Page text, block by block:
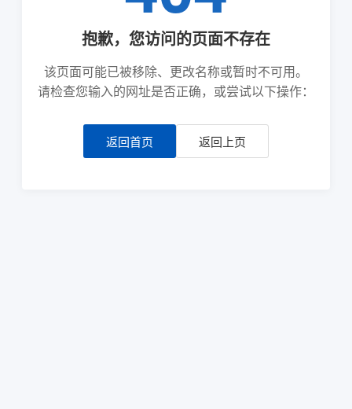
抱歉，您访问的页面不存在
该页面可能已被移除、更改名称或暂时不可用。
请检查您输入的网址是否正确，或尝试以下操作：
返回首页 返回上页